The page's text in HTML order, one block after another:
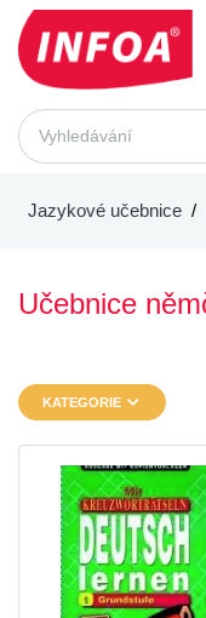
Jazykové učebnice
Učebnice
KATEGORIE